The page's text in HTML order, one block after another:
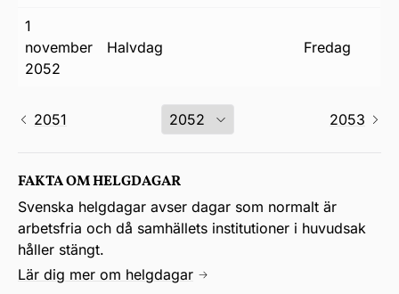
1
november
2052
halvdag fredag
2051 2053
FAKTA OM HELGDAGAR
Svenska helgdagar avser dagar som normalt är
arbetsfria och då samhällets institutioner i huvudsak
håller stängt.
Lär dig mer om helgdagar